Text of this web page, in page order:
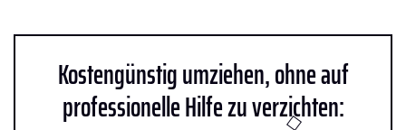
Kostengünstig umziehen, ohne auf
professionelle Hilfe zu verzichten: